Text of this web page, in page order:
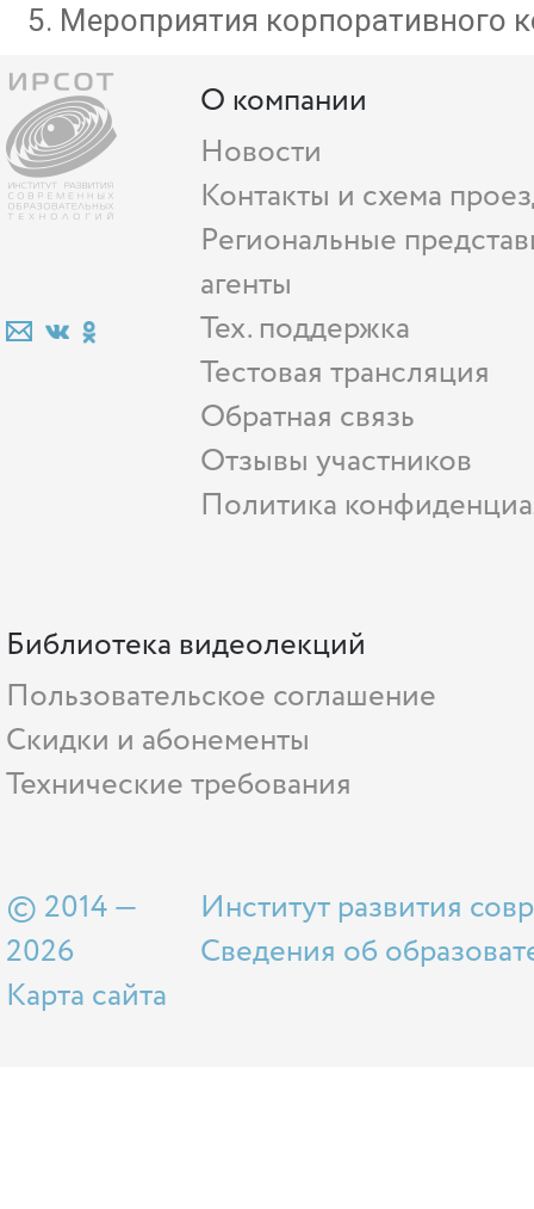
Мероприятия корпоративного
О компании
Новости
Контакты и схема
Региональные
агенты
Тех. поддержка
Тестовая трансляция
Обратная связь
Отзывы участников
Политика
Библиотека видеолекций
Пользовательское соглашение
Скидки и абонементы
Технические требования
© 2014 —
2026
Карта сайта
Институт развития
Сведения об